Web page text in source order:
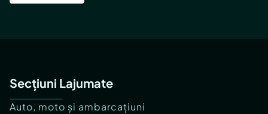
Secțiuni Lajumate
Auto, moto și ambarcațiuni